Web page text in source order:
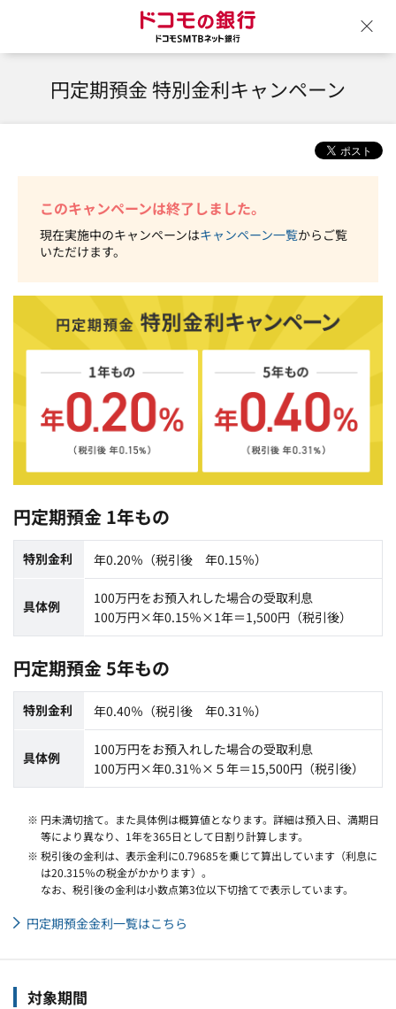
円定期預金 特別金利キャンペーン
このキャンペーンは終了しました。
現在実施中のキャンペーンはキャンペーン一覧からご覧
いただけます。
円定期預金 1年もの
特別金利 年0.20％（税引後 年0.15％）
具体例
100万円をお預入れした場合の受取利息
100万円×年0.15％×1年＝1,500円（税引後）
円定期預金 5年もの
特別金利 年0.40％（税引後 年0.31％）
具体例
100万円をお預入れした場合の受取利息
100万円×年0.31％×５年＝15,500円（税引後）
※ 円未満切捨て。また具体例は概算値となります。詳細は預入日、満期日
等により異なり、1年を365日として日割り計算します。
※ 税引後の金利は、表示金利に0.79685を乗じて算出しています（利息に
は20.315％の税金がかかります）。
なお、税引後の金利は小数点第3位以下切捨てで表示しています。
円定期預金金利一覧はこちら
対象期間